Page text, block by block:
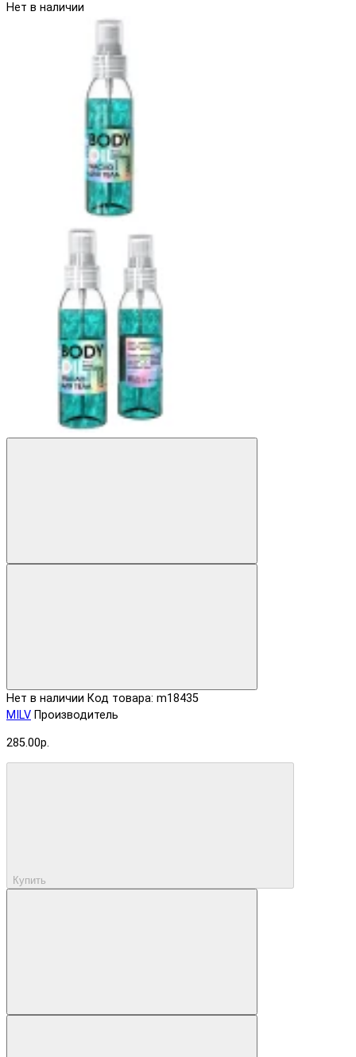
Нет в наличии
Нет в наличии Код товара: m18435
MILV Производитель
285.00р.
Купить